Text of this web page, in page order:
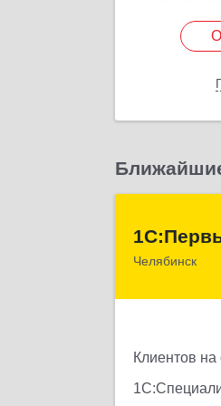
Челябинск
Клиентов
454084,